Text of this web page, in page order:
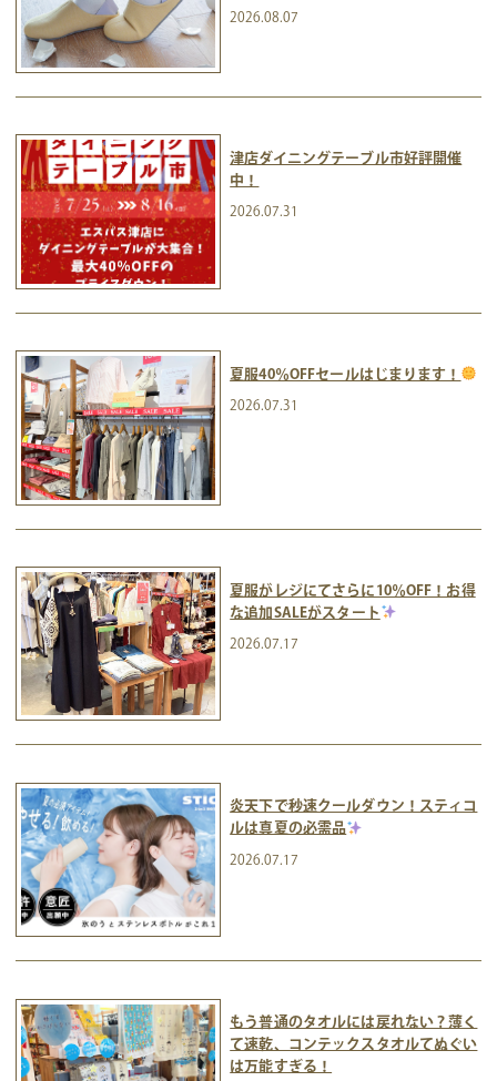
2026.08.07
津店ダイニングテーブル市好評開催
中！
2026.07.31
夏服40％OFFセールはじまります！
2026.07.31
夏服がレジにてさらに10％OFF！お得
な追加SALEがスタート
2026.07.17
炎天下で秒速クールダウン！スティコ
ルは真夏の必需品
2026.07.17
もう普通のタオルには戻れない？薄く
て速乾、コンテックスタオルてぬぐい
は万能すぎる！